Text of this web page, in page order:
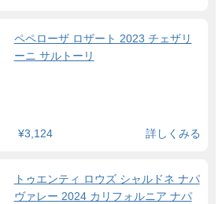
ペペローザ ロザート 2023 チェザリ
ーニ サルトーリ
¥3,124 詳しくみる
トゥエンティ ロウズ シャルドネ ナパ
ヴァレー 2024 カリフォルニア ナパ